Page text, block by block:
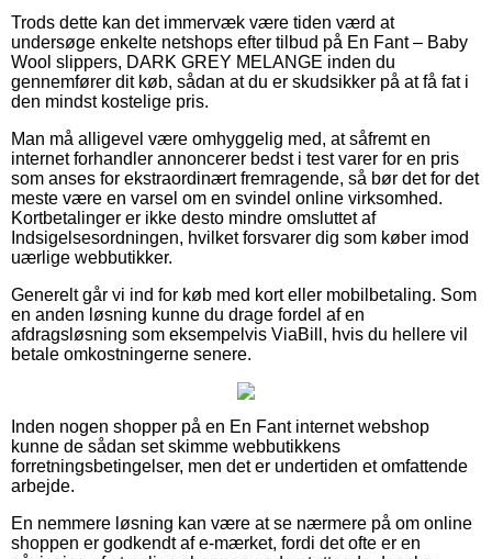
Trods dette kan det immervæk være tiden værd at
undersøge enkelte netshops efter tilbud på En Fant – Baby
Wool slippers, DARK GREY MELANGE inden du
gennemfører dit køb, sådan at du er skudsikker på at få fat i
den mindst kostelige pris.
Man må alligevel være omhyggelig med, at såfremt en
internet forhandler annoncerer bedst i test varer for en pris
som anses for ekstraordinært fremragende, så bør det for det
meste være en varsel om en svindel online virksomhed.
Kortbetalinger er ikke desto mindre omsluttet af
Indsigelsesordningen, hvilket forsvarer dig som køber imod
uærlige webbutikker.
Generelt går vi ind for køb med kort eller mobilbetaling. Som
en anden løsning kunne du drage fordel af en
afdragsløsning som eksempelvis ViaBill, hvis du hellere vil
betale omkostningerne senere.
Inden nogen shopper på en En Fant internet webshop
kunne de sådan set skimme webbutikkens
forretningsbetingelser, men det er undertiden et omfattende
arbejde.
En nemmere løsning kan være at se nærmere på om online
shoppen er godkendt af e-mærket, fordi det ofte er en